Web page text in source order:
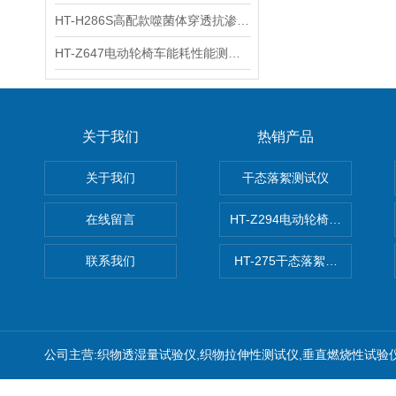
关于我们
关于我们
在线留言
联系我们
热销产品
干态落絮测试仪
HT-Z294电动轮椅车耗电量测
HT-275干态落絮测试仪
公司主营:织物透湿量试验仪,织物拉伸性测试仪,垂直燃烧性试验